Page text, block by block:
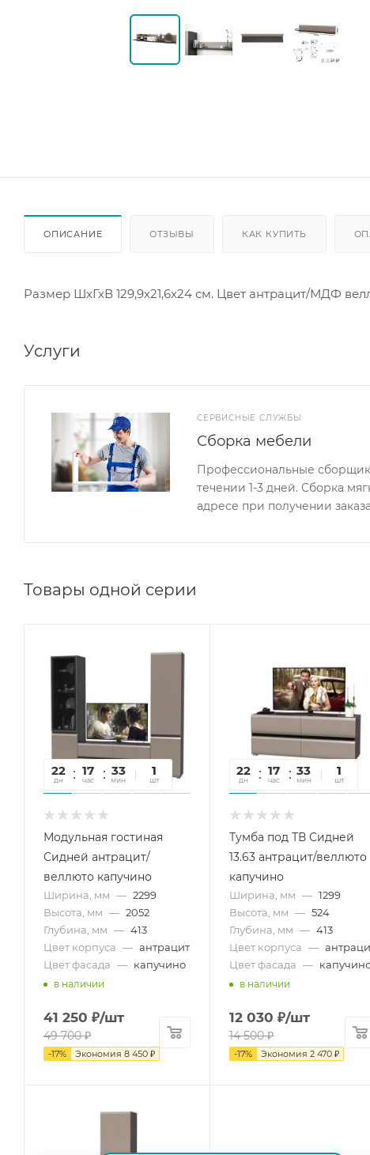
ОПИСАНИЕ ОТЗЫВЫ КАК КУПИТЬ
Размер ШхГхВ 129,9х21,6х24 см. Цвет антрацит/МДФ
Услуги
СЕРВИСНЫЕ СЛУЖБЫ
Сборка мебели
Профессиональные
течении 1-3 дней. Сборка
адресе при получении
Товары одной серии
22
дн
17
час
33
мин
18
сек
1
шт
Модульная гостиная
Сидней антрацит/
веллюто капучино
Ширина, мм — 2299
Высота, мм — 2052
Глубина, мм — 413
Цвет корпуса — антрацит
Цвет фасада — капучино
в наличии
41 250 ₽/шт
49 700₽
-17% Экономия 8 450 ₽
22
дн
17
час
33
мин
18
сек
1
шт
Тумба под ТВ Сидней
13.63 антрацит/веллюто
капучино
Ширина, мм — 1299
Высота, мм — 524
Глубина, мм — 413
Цвет корпуса —
Цвет фасада —
в наличии
12 030 ₽/шт
14 500₽
-17% Экономия 2 470₽